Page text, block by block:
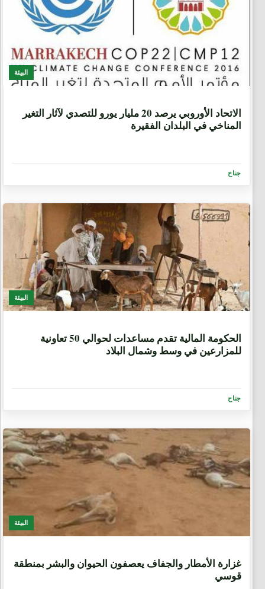
البيئة
ﺍﻻﺗﺤﺎﺩ ﺍﻷﻭﺭﻭﺑﻲ ﻳﺮﺻﺪ 20 ﻣﻠﻴﺎﺭ ﻳﻮﺭﻭ للتصدي لآثار التغير
المناخي ﻓﻲ ﺍﻟﺒﻠﺪﺍﻥ ﺍﻟﻔﻘﻴﺮﺓ
جناح
البيئة
ﺍﻟﺤﻜﻮﻣﺔ ﺍﻟﻤﺎﻟﻴﺔ ﺗﻘﺪﻡ مساعدات ﻟﺤﻮﺍﻟﻲ 50 ﺗﻌﺎﻭﻧﻴﺔ
ﻟﻠﻤﺰﺍﺭﻋﻴﻦ في وسط وشمال البلاد
جناح
البيئة
غزارة الأمطار والجفاف يعصفون الحيوان والبشر بمنطقة
قوسي